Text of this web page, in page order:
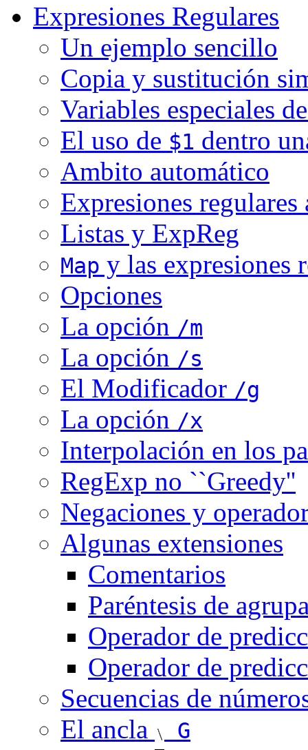
Expresiones Regulares
Un ejemplo sencillo
Copia y sustitución
Variables especiales
El uso de $1 dentro
Ambito automático
Expresiones regulares
Listas y ExpReg
Map y las expresiones
Opciones
La opción /m
La opción /s
El Modificador /g
La opción /x
Interpolación en los
RegExp no ``Greedy''
Negaciones y
Algunas extensiones
Comentarios
Paréntesis de
Operador de
Operador de
Secuencias de
El ancla
G